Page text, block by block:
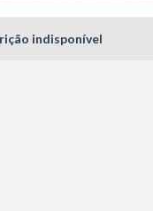
indisponível